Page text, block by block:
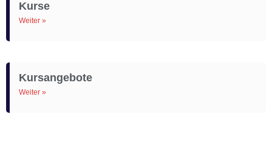
Kurse
Weiter »
Kursangebote
Weiter »